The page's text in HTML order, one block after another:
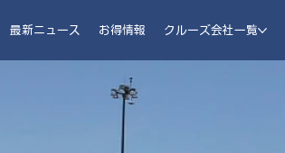
最新ニュース お得情報 クルーズ会社一覧